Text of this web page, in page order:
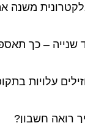
משנה
שנייה – כך
עלויות
רואה חשבון?